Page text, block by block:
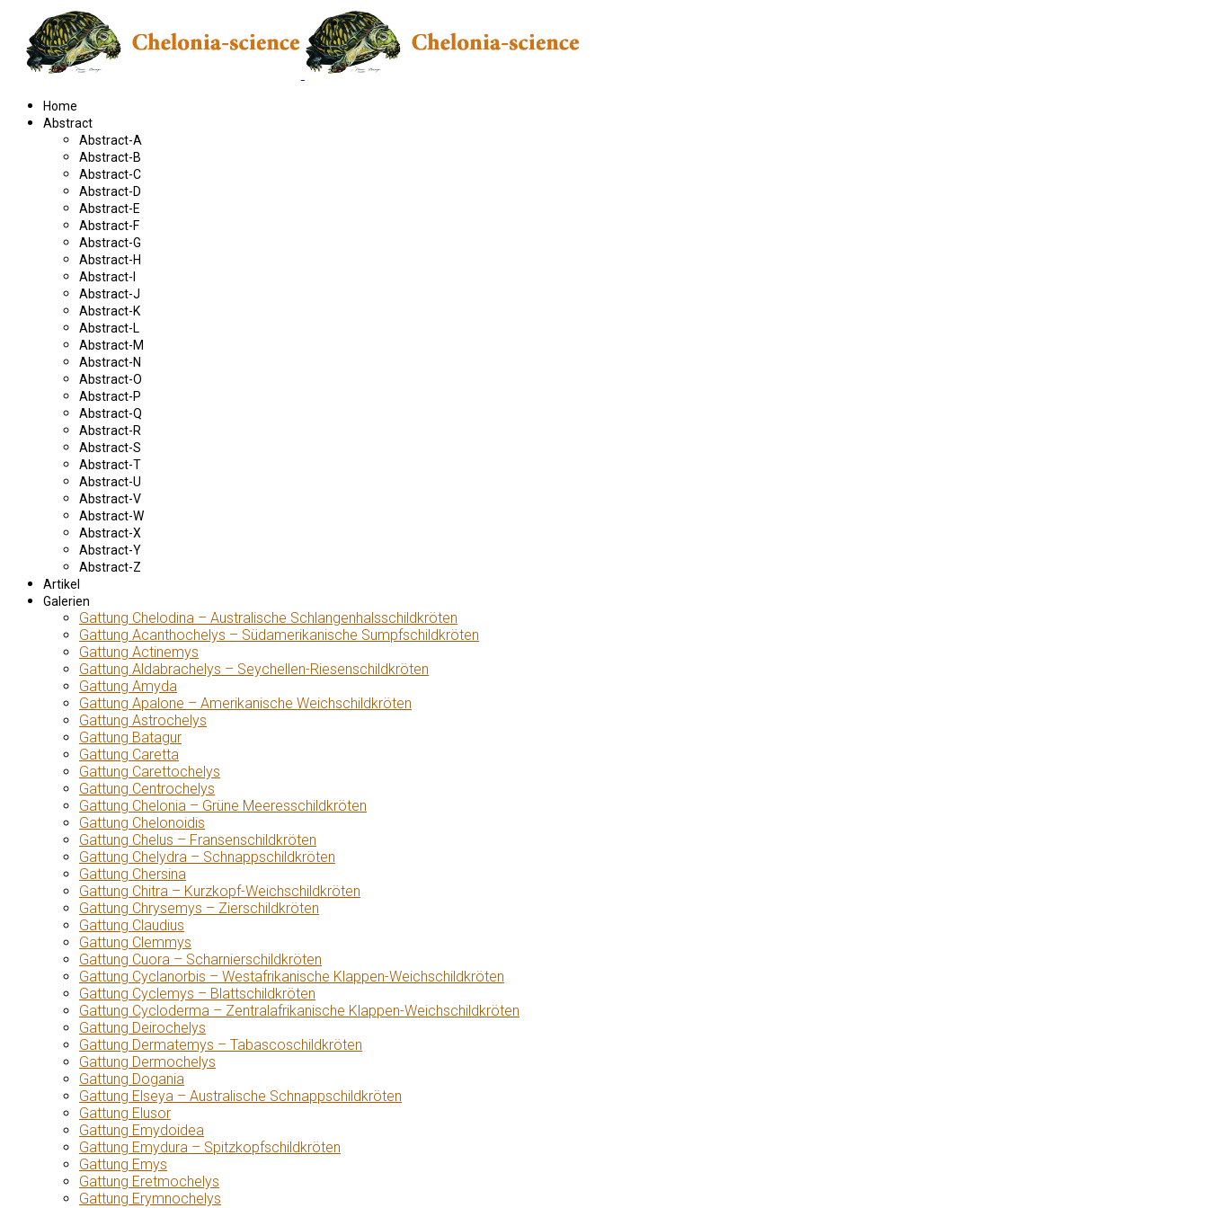
Home
Abstract
Abstract-A
Abstract-B
Abstract-C
Abstract-D
Abstract-E
Abstract-F
Abstract-G
Abstract-H
Abstract-I
Abstract-J
Abstract-K
Abstract-L
Abstract-M
Abstract-N
Abstract-O
Abstract-P
Abstract-Q
Abstract-R
Abstract-S
Abstract-T
Abstract-U
Abstract-V
Abstract-W
Abstract-X
Abstract-Y
Abstract-Z
Artikel
Galerien
Gattung Chelodina – Australische Schlangenhalsschildkröten
Gattung Acanthochelys – Südamerikanische Sumpfschildkröten
Gattung Actinemys
Gattung Aldabrachelys – Seychellen-Riesenschildkröten
Gattung Amyda
Gattung Apalone – Amerikanische Weichschildkröten
Gattung Astrochelys
Gattung Batagur
Gattung Caretta
Gattung Carettochelys
Gattung Centrochelys
Gattung Chelonia – Grüne Meeresschildkröten
Gattung Chelonoidis
Gattung Chelus – Fransenschildkröten
Gattung Chelydra – Schnappschildkröten
Gattung Chersina
Gattung Chitra – Kurzkopf-Weichschildkröten
Gattung Chrysemys – Zierschildkröten
Gattung Claudius
Gattung Clemmys
Gattung Cuora – Scharnierschildkröten
Gattung Cyclanorbis – Westafrikanische Klappen-Weichschildkröten
Gattung Cyclemys – Blattschildkröten
Gattung Cycloderma – Zentralafrikanische Klappen-Weichschildkröten
Gattung Deirochelys
Gattung Dermatemys – Tabascoschildkröten
Gattung Dermochelys
Gattung Dogania
Gattung Elseya – Australische Schnappschildkröten
Gattung Elusor
Gattung Emydoidea
Gattung Emydura – Spitzkopfschildkröten
Gattung Emys
Gattung Eretmochelys
Gattung Erymnochelys